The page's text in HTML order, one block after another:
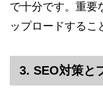
で十分です。重要
ップロードするこ
3. SEO対策と